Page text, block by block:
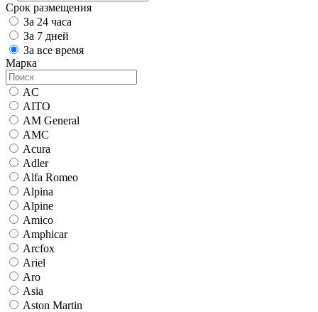
Срок размещения
За 24 часа
За 7 дней
За все время
Марка
AC
AITO
AM General
AMC
Acura
Adler
Alfa Romeo
Alpina
Alpine
Amico
Amphicar
Arcfox
Ariel
Aro
Asia
Aston Martin